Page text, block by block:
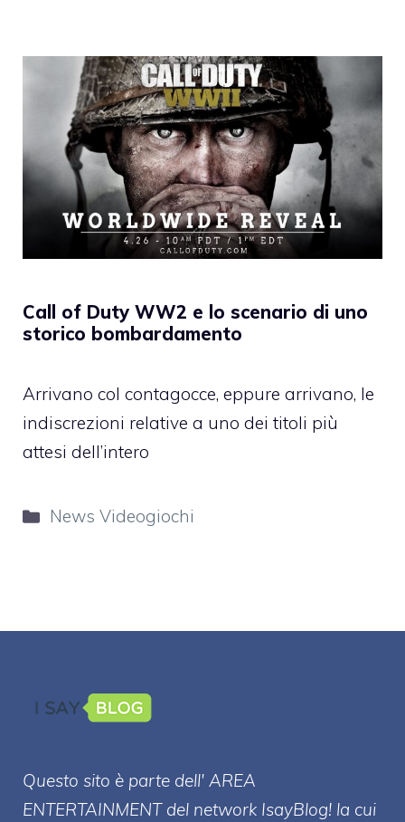
Call of Duty WW2 e lo scenario di uno
storico bombardamento
Arrivano col contagocce, eppure arrivano, le
indiscrezioni relative a uno dei titoli più
attesi dell’intero
Categorie
News Videogiochi
Questo sito è parte dell' AREA
ENTERTAINMENT del network IsayBlog! la cui